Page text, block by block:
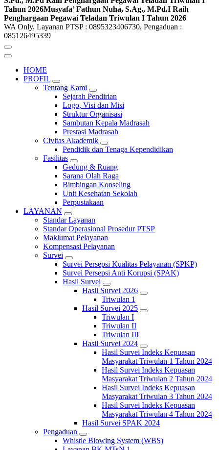
Tahun 2026Musyafa’ Fathun Nuha, S.Ag., M.Pd.I Raih
Penghargaan Pegawai Teladan Triwulan I Tahun 2026
WA Only, Layanan PTSP : 0895323406730, Pengaduan :
085126495339
HOME
PROFIL
Tentang Kami
Sejarah Pendirian
Logo, Visi dan Misi
Struktur Organisasi
Sambutan Kepala Madrasah
Prestasi Madrasah
Civitas Akademik
Pendidik dan Tenaga Kependidikan
Fasilitas
Gedung & Ruang
Sarana Olah Raga
Bimbingan Konseling
Unit Kesehatan Sekolah
Perpustakaan
LAYANAN
Standar Layanan
Standar Operasional Prosedur PTSP
Maklumat Pelayanan
Kompensasi Pelayanan
Survei
Survei Persepsi Kualitas Pelayanan (SPKP)
Survei Persepsi Anti Korupsi (SPAK)
Hasil Survei
Hasil Survei 2026
Triwulan 1
Hasil Survei 2025
Triwulan I
Triwulan II
Triwulan III
Hasil Survei 2024
Hasil Survei Indeks Kepuasan
Masyarakat Triwulan 1 Tahun 2024
Hasil Survei Indeks Kepuasan
Masyarakat Triwulan 2 Tahun 2024
Hasil Survei Indeks Kepuasan
Masyarakat Triwulan 3 Tahun 2024
Hasil Survei Indeks Kepuasan
Masyarakat Triwulan 4 Tahun 2024
Hasil Survei SPAK 2024
Pengaduan
Whistle Blowing System (WBS)